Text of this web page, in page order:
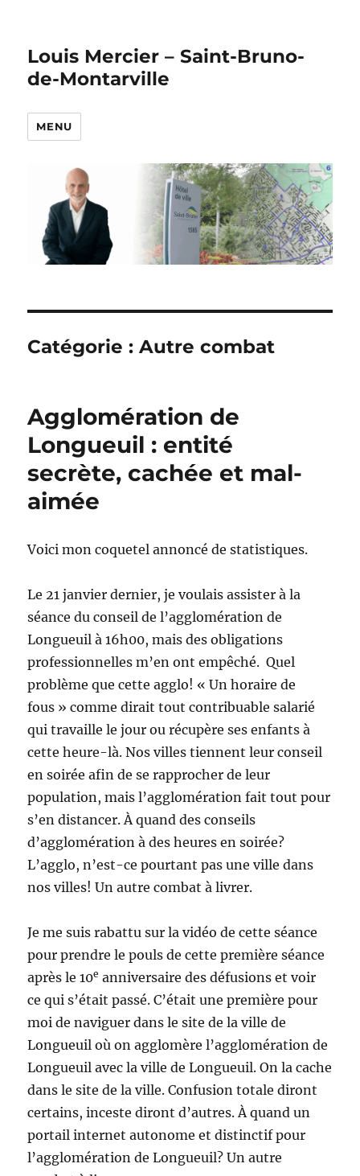
Louis Mercier – Saint-Bruno-
de-Montarville
MENU
Catégorie :Autre combat
Agglomération de
Longueuil : entité
secrète, cachée et mal-
aimée
Voici mon coquetel annoncé de statistiques.
Le 21 janvier dernier, je voulais assister à la
séance du conseil de l’agglomération de
Longueuil à 16h00, mais des obligations
professionnelles m’en ont empêché. Quel
problème que cette agglo! « Un horaire de
fous » comme dirait tout contribuable salarié
qui travaille le jour ou récupère ses enfants à
cette heure-là. Nos villes tiennent leur conseil
en soirée afin de se rapprocher de leur
population, mais l’agglomération fait tout pour
s’en distancer. À quand des conseils
d’agglomération à des heures en soirée?
L’agglo, n’est-ce pourtant pas une ville dans
nos villes! Un autre combat à livrer.
Je me suis rabattu sur la vidéo de cette séance
pour prendre le pouls de cette première séance
après le 10e anniversaire des défusions et voir
ce qui s’était passé. C’était une première pour
moi de naviguer dans le site de la ville de
Longueuil où on agglomère l’agglomération de
Longueuil avec la ville de Longueuil. On la cache
dans le site de la ville. Confusion totale diront
certains, inceste diront d’autres. À quand un
portail internet autonome et distinctif pour
l’agglomération de Longueuil? Un autre